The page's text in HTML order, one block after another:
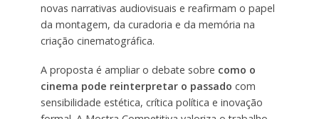
novas narrativas audiovisuais e reafirmam o papel
da montagem, da curadoria e da memória na
criação cinematográfica.
A proposta é ampliar o debate sobre como o
cinema pode reinterpretar o passado com
sensibilidade estética, crítica política e inovação